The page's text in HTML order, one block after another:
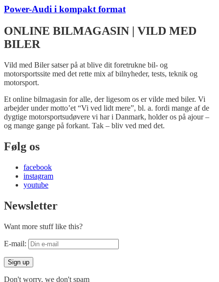
Power-Audi i kompakt format
ONLINE BILMAGASIN | VILD MED
BILER
Vild med Biler satser på at blive dit foretrukne bil- og
motorsportssite med det rette mix af bilnyheder, tests, teknik og
motorsport.
Et online bilmagasin for alle, der ligesom os er vilde med biler. Vi
arbejder under motto’et “Vi ved lidt mere”, bl. a. fordi mange af de
dygtige motorsportsudøvere vi har i Danmark, holder os på ajour –
og mange gange på forkant. Tak – bliv ved med det.
Følg os
facebook
instagram
youtube
Newsletter
Want more stuff like this?
E-mail:
Don't worry, we don't spam